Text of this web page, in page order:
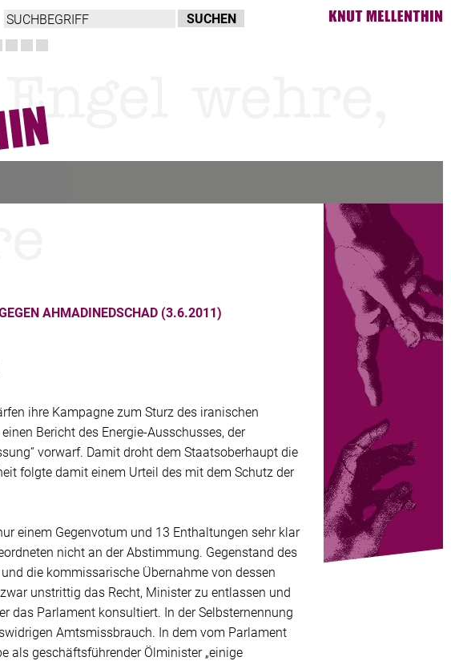
AHMADINEDSCHAD (3.6.2011)
ihre Kampagne zum Sturz des iranischen
Bericht des Energie-Ausschusses, der
vorwarf. Damit droht dem Staatsoberhaupt die
folgte damit einem Urteil des mit dem Schutz der
einem Gegenvotum und 13 Enthaltungen sehr klar
nicht an der Abstimmung. Gegenstand des
die kommissarische Übernahme von dessen
unstrittig das Recht, Minister zu entlassen und
das Parlament konsultiert. In der Selbsternennung
Amtsmissbrauch. In dem vom Parlament
als geschäftsführender Ölminister „einige